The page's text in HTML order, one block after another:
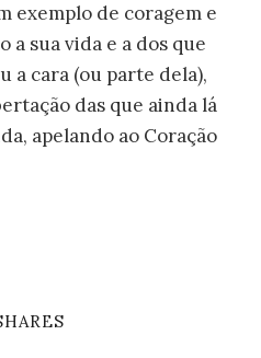
exemplo de coragem e
a sua vida e a dos que
a cara (ou parte dela),
das que ainda lá
apelando ao Coração